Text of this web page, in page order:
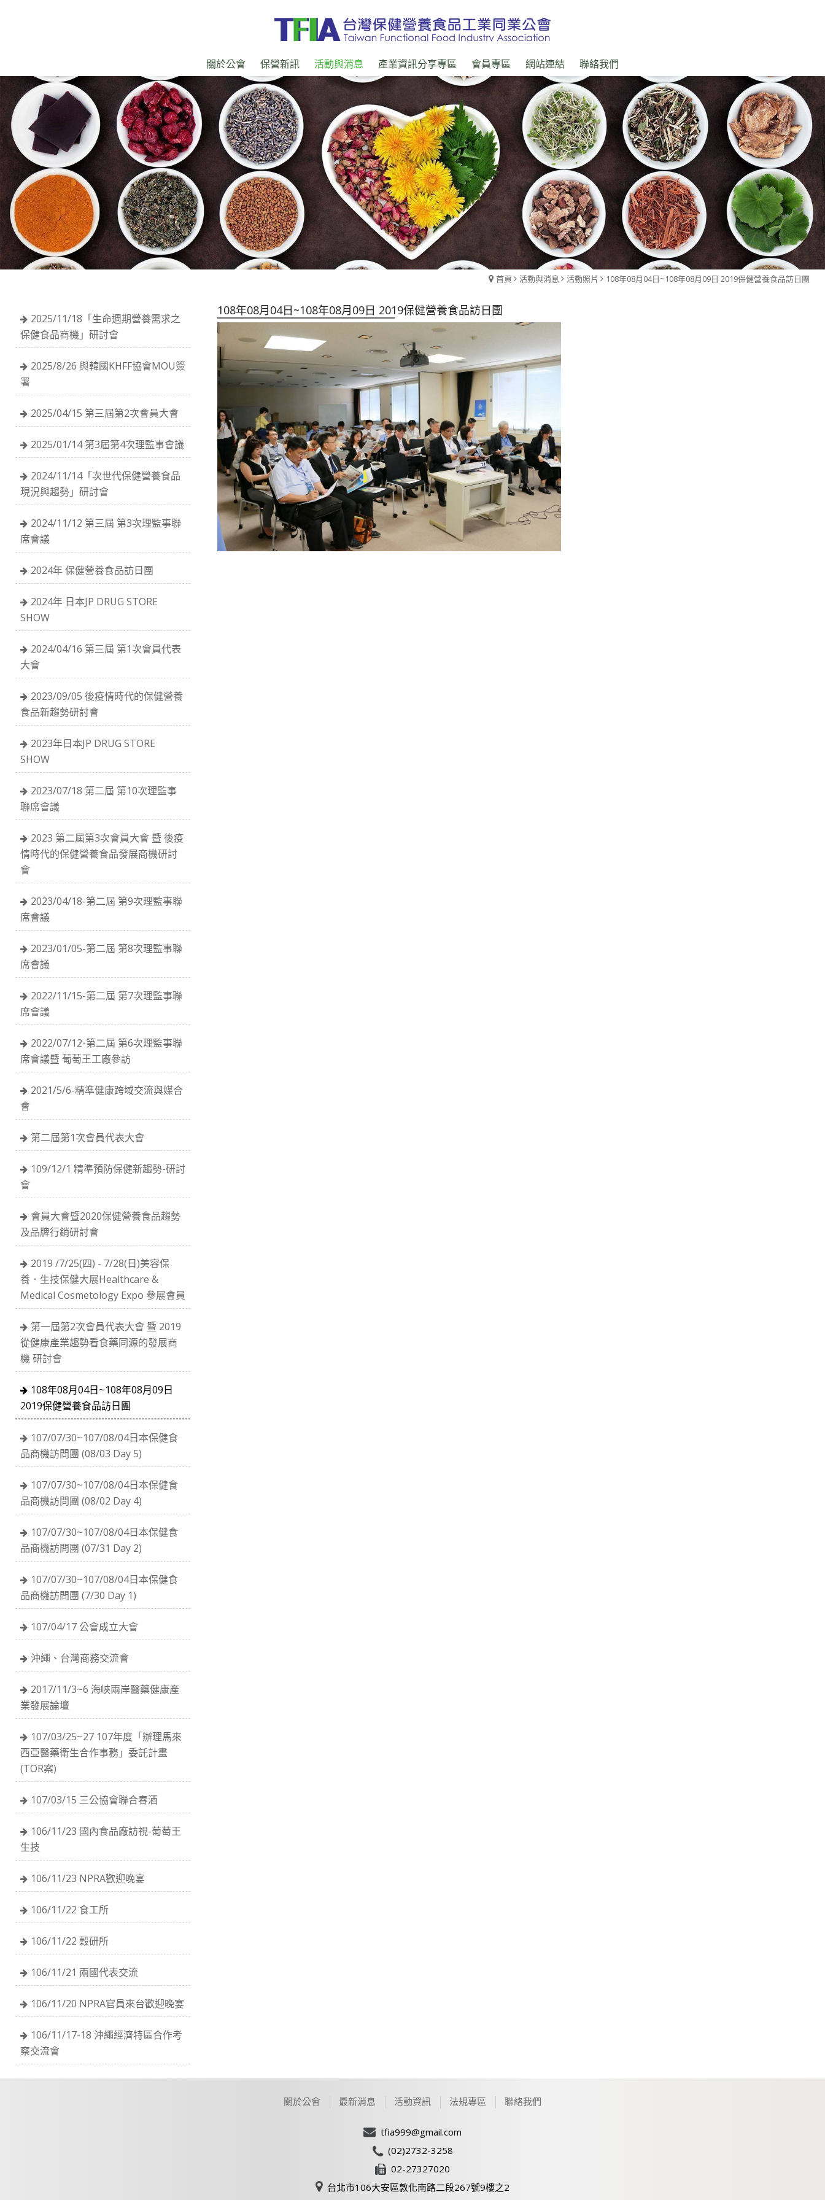
關於公會 保營新訊 活動與消息 產業資訊分享專區 會員專區 網站連結 聯絡我們
首頁 活動與消息 活動照片 108年08月04日~108年08月09日 2019保健營養食品訪日團
2025/11/18「生命週期營養需求之
保健食品商機」研討會
2025/8/26 與韓國KHFF協會MOU簽
署
2025/04/15 第三屆第2次會員大會
2025/01/14 第3屆第4次理監事會議
2024/11/14「次世代保健營養食品
現況與趨勢」研討會
2024/11/12 第三屆 第3次理監事聯
席會議
2024年 保健營養食品訪日團
2024年 日本JP DRUG STORE
SHOW
2024/04/16 第三屆 第1次會員代表
大會
2023/09/05 後疫情時代的保健營養
食品新趨勢研討會
2023年日本JP DRUG STORE
SHOW
2023/07/18 第二屆 第10次理監事
聯席會議
2023 第二屆第3次會員大會 暨 後疫
情時代的保健營養食品發展商機研討
會
2023/04/18-第二屆 第9次理監事聯
席會議
2023/01/05-第二屆 第8次理監事聯
席會議
2022/11/15-第二屆 第7次理監事聯
席會議
2022/07/12-第二屆 第6次理監事聯
席會議暨 葡萄王工廠參訪
2021/5/6-精準健康跨域交流與媒合
會
第二屆第1次會員代表大會
109/12/1 精準預防保健新趨勢-研討
會
會員大會暨2020保健營養食品趨勢
及品牌行銷研討會
2019 /7/25(四) - 7/28(日)美容保
養．生技保健大展Healthcare &
Medical Cosmetology Expo 參展會員
第一屆第2次會員代表大會 暨 2019
從健康產業趨勢看食藥同源的發展商
機 研討會
108年08月04日~108年08月09日
2019保健營養食品訪日團
107/07/30~107/08/04日本保健食
品商機訪問團 (08/03 Day 5)
107/07/30~107/08/04日本保健食
品商機訪問團 (08/02 Day 4)
107/07/30~107/08/04日本保健食
品商機訪問團 (07/31 Day 2)
107/07/30~107/08/04日本保健食
品商機訪問團 (7/30 Day 1)
107/04/17 公會成立大會
沖繩、台灣商務交流會
2017/11/3~6 海峽兩岸醫藥健康產
業發展論壇
107/03/25~27 107年度「辦理馬來
西亞醫藥衛生合作事務」委託計畫
(TOR案)
107/03/15 三公協會聯合春酒
106/11/23 國內食品廠訪視-葡萄王
生技
106/11/23 NPRA歡迎晚宴
106/11/22 食工所
106/11/22 穀研所
106/11/21 兩國代表交流
106/11/20 NPRA官員來台歡迎晚宴
106/11/17-18 沖繩經濟特區合作考
察交流會
108年08月04日~108年08月09日 2019保健營養食品訪日團
關於公會 最新消息 活動資訊 法規專區 聯絡我們
tfia999@gmail.com
(02)2732-3258
02-27327020
台北市106大安區敦化南路二段267號9樓之2